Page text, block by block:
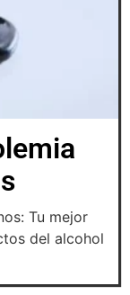
Tu mejor
del alcohol